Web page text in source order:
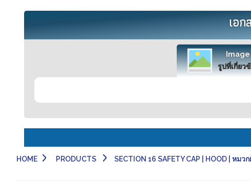
เอ
Image
รูปที่เกี่ยว
HOME PRODUCTS SECTION 16 SAFETY CAP | HOOD | ห